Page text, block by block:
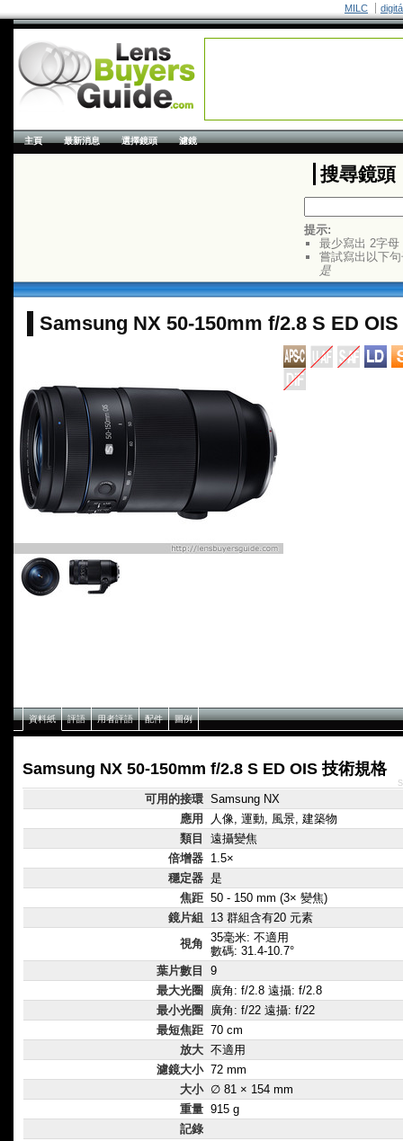
MILC
主頁 最新消息 選擇鏡頭 濾鏡
搜尋鏡頭
提示:
最少寫出 2字母
嘗試寫出以下
是
Samsung NX 50-150mm f/2.8 S ED OIS
資料紙 評語 用者評語 配件 圖例
Samsung NX 50-150mm f/2.8 S ED OIS 技術規格
可用的接環 Samsung NX
應用
人像, 運動, 風景, 建築物
類目
遠攝變焦
倍增器 1.5×
穩定器 是
焦距 50 - 150 mm (3× 變焦)
鏡片組
13 群組含有20 元素
視角 35毫米: 不適用
數碼: 31.4-10.7°
葉片數目
9
最大光圈
廣角: f/2.8 遠攝: f/2.8
最小光圈
廣角: f/22 遠攝: f/22
最短焦距 70 cm
放大 不適用
濾鏡大小 72 mm
大小 ∅ 81 × 154 mm
重量 915 g
記錄